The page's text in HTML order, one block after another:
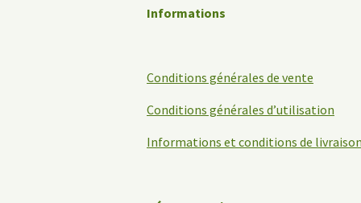
Informations
Conditions générales de vente
Conditions générales d’utilisation
Informations et conditions de